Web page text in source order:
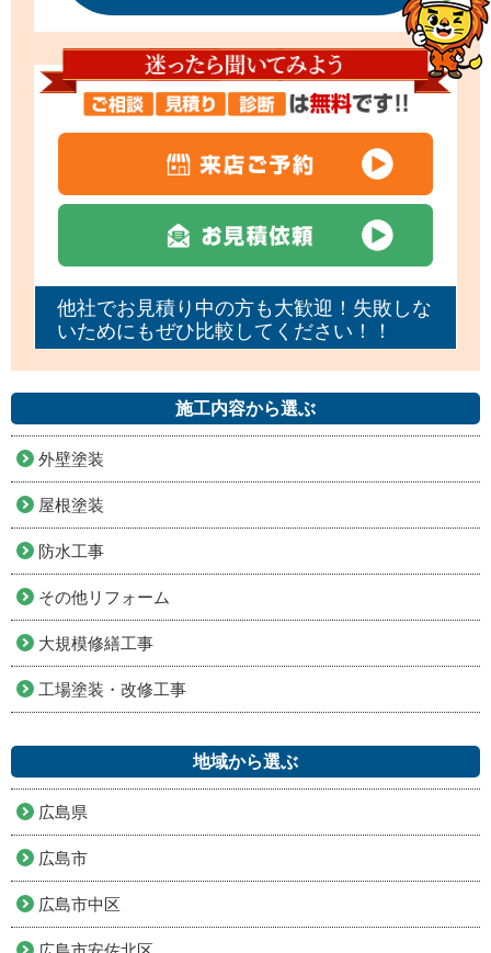
他社でお見積り中の方も大歓迎！失敗しな
いためにもぜひ比較してください！！
施工内容から選ぶ
外壁塗装
屋根塗装
防水工事
その他リフォーム
大規模修繕工事
工場塗装・改修工事
地域から選ぶ
広島県
広島市
広島市中区